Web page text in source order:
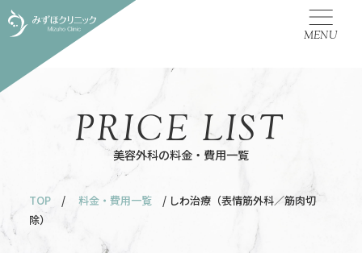
MENU
美容外科の料金・費用一覧
PRICE LIST
TOP / 料金・費用一覧
/ しわ治療（表情筋外科／筋肉切
除）